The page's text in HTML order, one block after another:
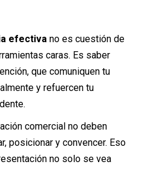
efectiva no es cuestión de
caras. Es saber
que comuniquen tu
y refuercen tu
comercial no deben
posicionar y convencer. Eso
no solo se vea